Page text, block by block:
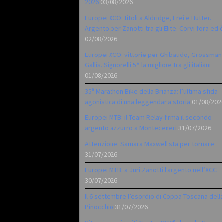
2026 03/08/2026
Europei XCO: titoli a Aldridge, Frei e Hutter.
Argento per Zanotti tra gli Elite. Corvi fora ed
02/08/2026
Europei XCO: vittorie per Ghibaudo,
Gallis. Signorelli 5^ la migliore tra gli italiani
01/08/2026
35ª Marathon Bike della Brianza: l’ultima sfida
agonistica di una leggendaria storia 01/08/
Europei MTB: il Team Relay firma il secondo
argento azzurro a Monteceneri 31/07/2026
Attenzione: Samara Maxwell sta per tornare
31/07/2026
Europei MTB: a Juri Zanotti l’argento nell’XCC
30/07/2026
Il 6 settembre l’esordio di Coppa Toscana
Pinocchio 31/07/2026